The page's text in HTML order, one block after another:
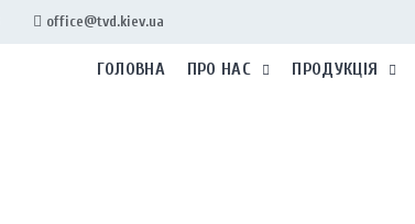
office@tvd.kiev.ua
ГОЛОВНА ПРО НАС ПРОДУКЦІЯ